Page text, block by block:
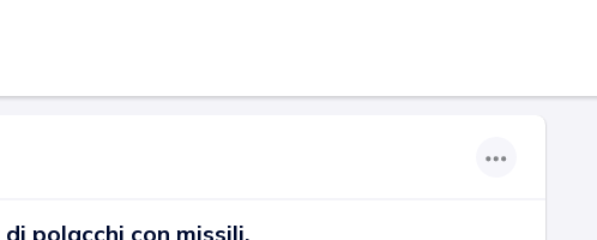
polacchi con missili.